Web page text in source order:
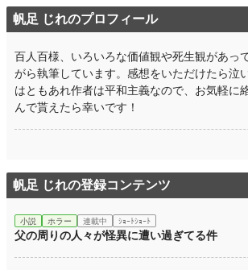
帆足 じれのプロフィール
百人百様、いろいろな価値観や死生観があっ
がら執筆しています。感想をいただけたら泣
はともあれ作者は平和主義なので、お気軽に
んで貰えたら幸いです！
帆足 じれの登録コンテンツ
小説 ホラー 連載中 ｼｮｰﾄｼｮｰﾄ
父の周りの人々が怪異に遭い過ぎてる件